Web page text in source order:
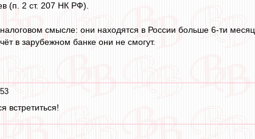
(п. 2 ст. 207 НК РФ).
смысле: они находятся в России больше 6-ти
в зарубежном банке они не смогут.
встретиться!